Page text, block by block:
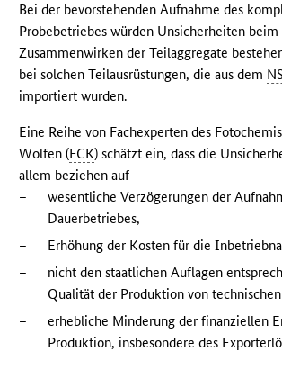
Bei der bevorstehenden Aufnahme des
Probebetriebes würden Unsicherheiten beim
Zusammenwirken der Teilaggregate
bei solchen Teilausrüstungen, die aus dem
importiert wurden.
Eine Reihe von Fachexperten des
Wolfen (FCK) schätzt ein, dass die
allem beziehen auf
–
wesentliche Verzögerungen der
Dauerbetriebes,
–
Erhöhung der Kosten für die
–
nicht den staatlichen Auflagen
Qualität der Produktion von
–
erhebliche Minderung der finanziellen
Produktion, insbesondere des